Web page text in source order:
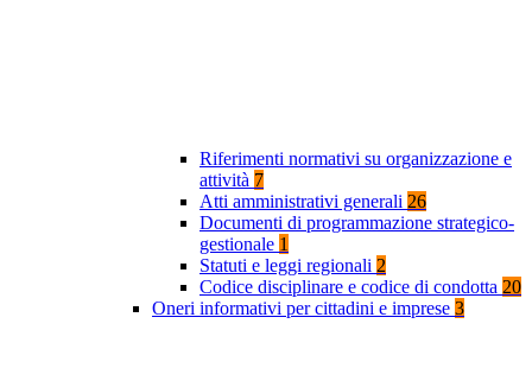
Riferimenti normativi su organizzazione e
attività 7
Atti amministrativi generali 26
Documenti di programmazione strategico-
gestionale 1
Statuti e leggi regionali 2
Codice disciplinare e codice di condotta 20
Oneri informativi per cittadini e imprese 3